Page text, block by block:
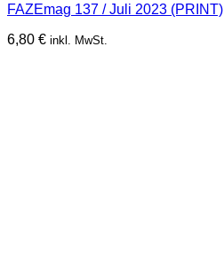
FAZEmag 137 / Juli 2023 (PRINT)
6,80 € inkl. MwSt.